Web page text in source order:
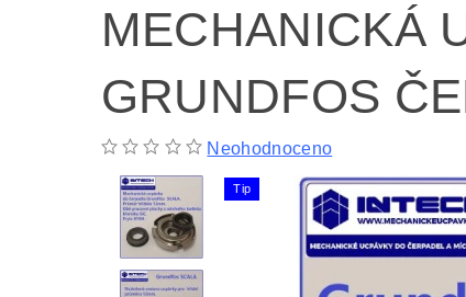
MÍCHADLA A ČERPADLA DO
MECHANICKÁ
GRUNDFOS
Neohodnoceno
Tip